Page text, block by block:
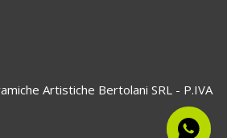
Artistiche Bertolani SRL - P.IVA